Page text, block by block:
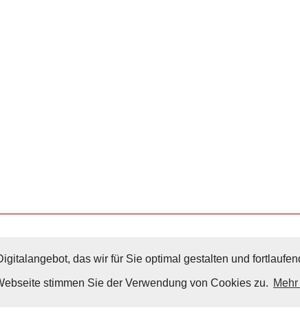
das wir für Sie optimal gestalten und
stimmen Sie der Verwendung von Cookies zu.
Nach Oben